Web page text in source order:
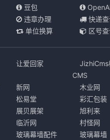
豆包
违章办理 快递查
单位换算 区号
让爱回家
JizhiCms
CMS
新网 木业网
松易堂 彩汇包装
展贝展架 旭利来
临沂网 村怪网
玻璃幕墙配件 玻璃幕墙